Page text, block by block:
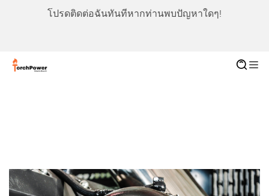
โปรดติดต่อฉันทันทีหากท่านพบปัญหาใดๆ!